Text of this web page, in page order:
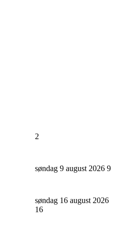
2
søndag 9 august 2026 9
søndag 16 august 2026
16